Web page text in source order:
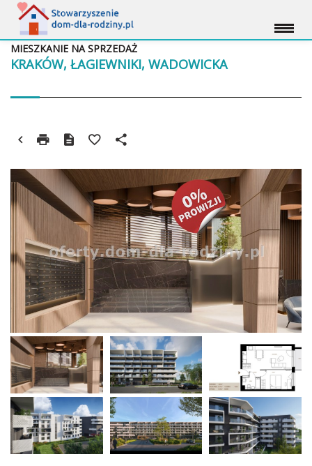
KRAKÓW, ŁAGIEWNIKI, WADOWICKA
MIESZKANIE NA SPRZEDAŻ